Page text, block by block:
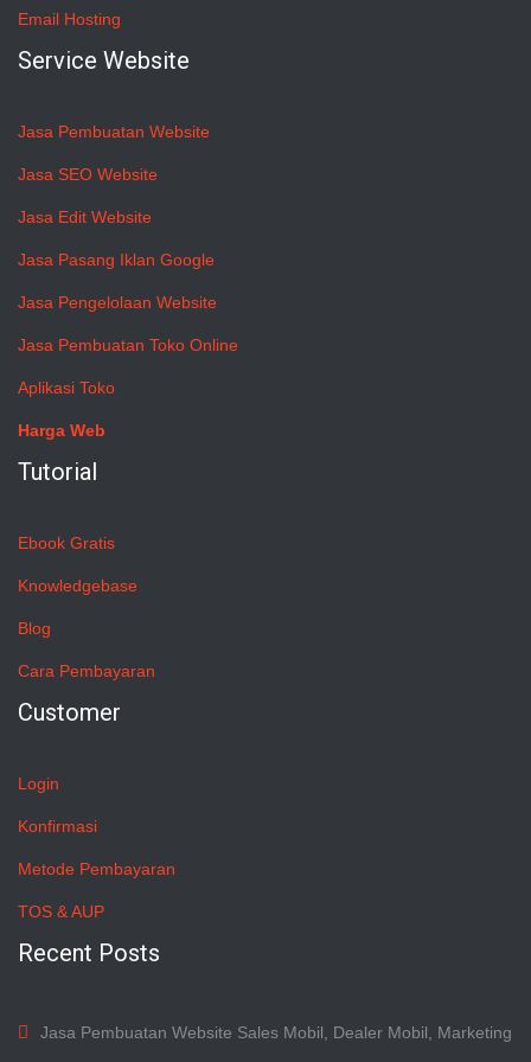
Email Hosting
Service Website
Jasa Pembuatan Website
Jasa SEO Website
Jasa Edit Website
Jasa Pasang Iklan Google
Jasa Pengelolaan Website
Jasa Pembuatan Toko Online
Aplikasi Toko
Harga Web
Tutorial
Ebook Gratis
Knowledgebase
Blog
Cara Pembayaran
Customer
Login
Konfirmasi
Metode Pembayaran
TOS & AUP
Recent Posts
Jasa Pembuatan Website Sales Mobil, Dealer Mobil, Marketing